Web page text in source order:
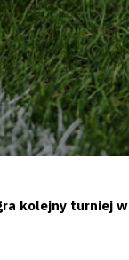
kolejny turniej w